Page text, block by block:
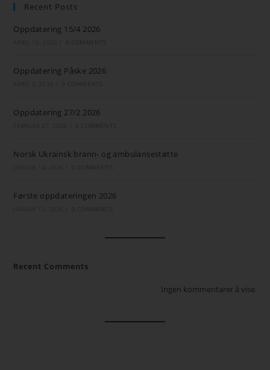
Recent Posts
Oppdatering 15/4 2026
Oppdatering Påske 2026
Oppdatering 27/2 2026
Norsk Ukrainsk brann- og ambulansestøtte
Første oppdateringen 2026
Recent Comments
Ingen kommentarer å vise.